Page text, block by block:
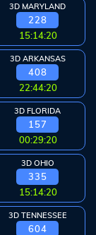
3D MARYLAND
228
15:14:20
3D ARKANSAS
408
22:44:20
3D FLORIDA
157
00:29:20
3D OHIO
335
15:14:20
3D TENNESSEE
604